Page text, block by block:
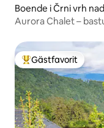
Boende i Črni vrh
Aurora Chalet –
Populär gästfavorit
Gästfavorit